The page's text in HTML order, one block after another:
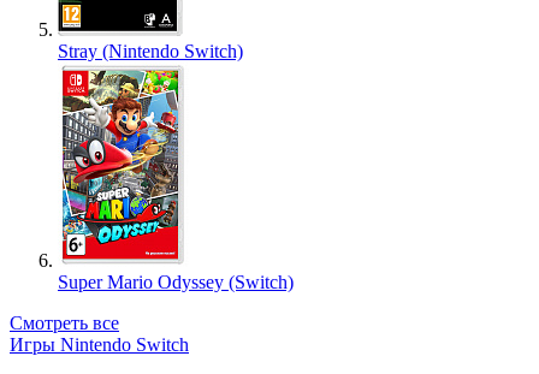
Stray (Nintendo Switch)
Super Mario Odyssey (Switch)
Смотреть все
Игры Nintendo Switch